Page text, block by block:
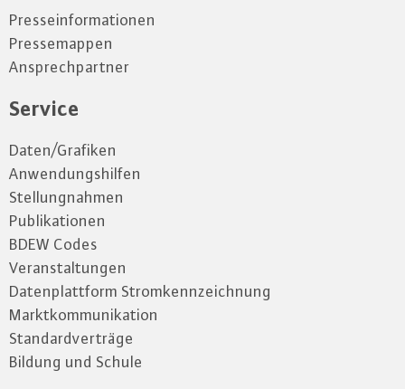
Presseinformationen
Pressemappen
Ansprechpartner
Service
Daten/Grafiken
Anwendungshilfen
Stellungnahmen
Publikationen
BDEW Codes
Veranstaltungen
Datenplattform Stromkennzeichnung
Marktkommunikation
Standardverträge
Bildung und Schule